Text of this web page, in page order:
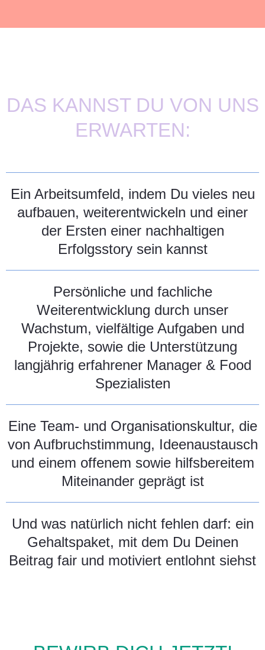
DAS KANNST DU VON UNS
ERWARTEN:
Ein Arbeitsumfeld, indem Du vieles neu
aufbauen, weiterentwickeln und einer
der Ersten einer nachhaltigen
Erfolgsstory sein kannst
Persönliche und fachliche
Weiterentwicklung durch unser
Wachstum, vielfältige Aufgaben und
Projekte, sowie die Unterstützung
langjährig erfahrener Manager & Food
Spezialisten
Eine Team- und Organisationskultur, die
von Aufbruchstimmung, Ideenaustausch
und einem offenem sowie hilfsbereitem
Miteinander geprägt ist
Und was natürlich nicht fehlen darf: ein
Gehaltspaket, mit dem Du Deinen
Beitrag fair und motiviert entlohnt siehst